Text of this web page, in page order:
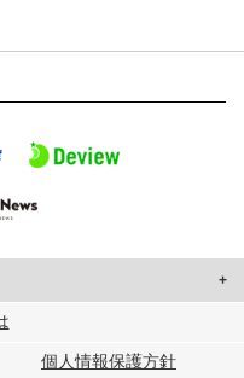
に合わせたコンテンツや広告の
個人情報保護方針